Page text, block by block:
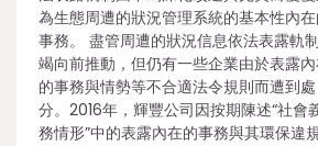
為生態周遭的狀況管理系統的基本性內
事務。 盡管周遭的狀況信息依法表露軌
竭向前推動，但仍有一些企業由於表露
的事務與情勢等不合適法令規則而遭到處
分。2016年，輝豐公司因按期陳述“社會
務情形”中的表露內在的事務與其環保違